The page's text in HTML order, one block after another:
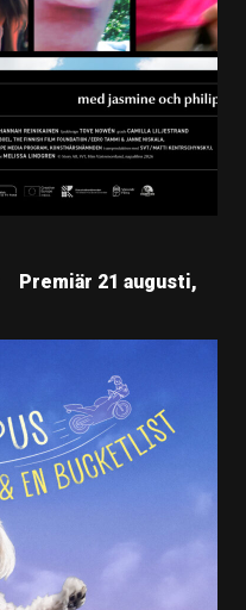
Premiär 21 augusti,